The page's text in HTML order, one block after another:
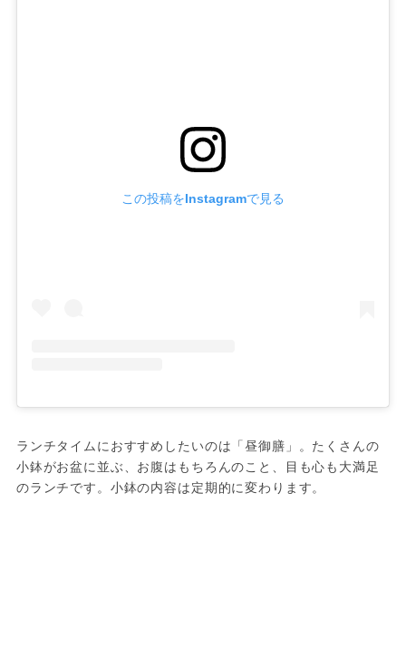
この投稿をInstagramで見る
ランチタイムにおすすめしたいのは「昼御膳」。たくさんの
小鉢がお盆に並ぶ、お腹はもちろんのこと、目も心も大満足
のランチです。小鉢の内容は定期的に変わります。